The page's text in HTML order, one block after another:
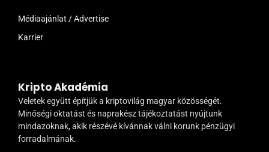
Médiaajánlat / Advertise
Karrier
Kripto Akadémia
Veletek együtt építjük a kriptovilág magyar közösségét.
Minőségi oktatást és naprakész tájékoztatást nyújtunk
mindazoknak, akik részévé kívánnak válni korunk pénzügyi
forradalmának.